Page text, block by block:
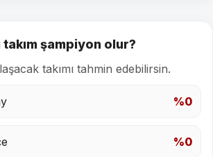
şampiyon olur?
takımı tahmin edebilirsin.
%0
%0